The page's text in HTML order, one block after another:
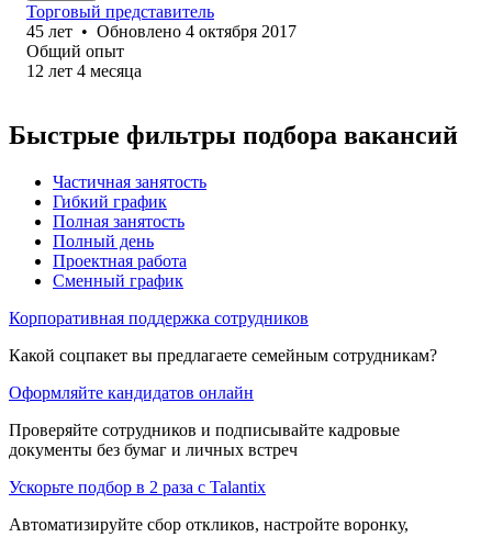
Торговый представитель
45 лет • Обновлено 4 октября 2017
Общий опыт
12 лет 4 месяца
Быстрые фильтры подбора вакансий
Частичная занятость
Гибкий график
Полная занятость
Полный день
Проектная работа
Сменный график
Корпоративная поддержка сотрудников
Какой соцпакет вы предлагаете семейным сотрудникам?
Оформляйте кандидатов онлайн
Проверяйте сотрудников и подписывайте кадровые
документы без бумаг и личных встреч
Ускорьте подбор в 2 раза с Talantix
Автоматизируйте сбор откликов, настройте воронку,